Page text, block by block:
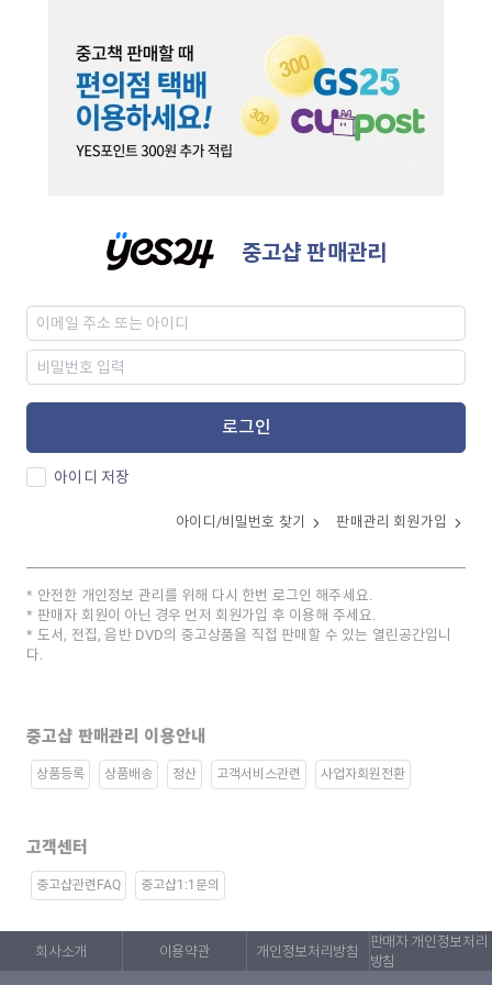
중고샵 판매관리
로그인
아이디 저장
아이디/비밀번호 찾기 판매관리 회원가입
안전한 개인정보 관리를 위해 다시 한번 로그인 해주세요.
판매자 회원이 아닌 경우 먼저 회원가입 후 이용해 주세요.
도서, 전집, 음반 DVD의 중고상품을 직접 판매할 수 있는 열린공간입니
다.
중고샵 판매관리 이용안내
상품등록 상품배송 정산 고객서비스관련 사업자회원전환
고객센터
중고샵관련FAQ 중고샵1:1문의
회사소개 이용약관 개인정보처리방침
판매자 개인정보처리
방침